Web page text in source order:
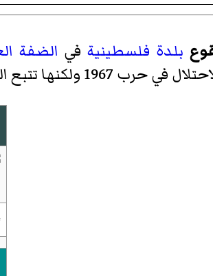
بلدة فلسطينية في الضفة
في حرب 1967 ولكنها تتبع السلطة الوطنية الفلسطينية الآن.